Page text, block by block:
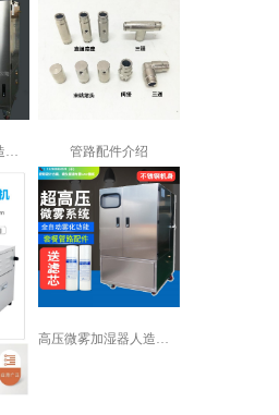
管路配件介绍
高压微雾加湿器人造雾加湿机景观喷雾降...